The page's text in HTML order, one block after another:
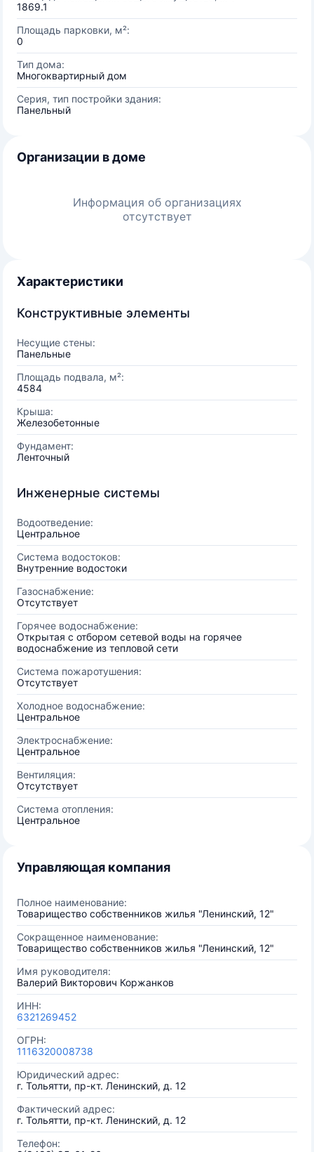
1869.1
Площадь парковки, м²:
0
Тип дома:
Многоквартирный дом
Серия, тип постройки здания:
Панельный
Организации в доме
Информация об организациях
отсутствует
Характеристики
Конструктивные элементы
Несущие стены:
Панельные
Площадь подвала, м²:
4584
Крыша:
Железобетонные
Фундамент:
Ленточный
Инженерные системы
Водоотведение:
Центральное
Система водостоков:
Внутренние водостоки
Газоснабжение:
Отсутствует
Горячее водоснабжение:
Открытая с отбором сетевой воды на горячее
водоснабжение из тепловой сети
Система пожаротушения:
Отсутствует
Холодное водоснабжение:
Центральное
Электроснабжение:
Центральное
Вентиляция:
Отсутствует
Система отопления:
Центральное
Управляющая компания
Полное наименование:
Товарищество собственников жилья "Ленинский, 12"
Сокращенное наименование:
Товарищество собственников жилья "Ленинский, 12"
Имя руководителя:
Валерий Викторович Коржанков
ИНН:
6321269452
ОГРН:
1116320008738
Юридический адрес:
г. Тольятти, пр-кт. Ленинский, д. 12
Фактический адрес:
г. Тольятти, пр-кт. Ленинский, д. 12
Телефон: